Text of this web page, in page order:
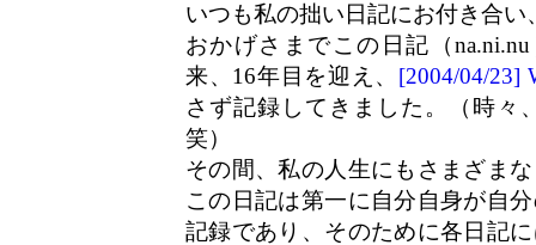
いつも私の拙い日記にお付き合
おかげさまでこの日記（
来、16年目を迎え、 [2004/04/23]
さず記録してきました。（時々
笑）
その間、私の人生にもさまざま
この日記は第一に自分自身が自
記録であり、そのために各日記